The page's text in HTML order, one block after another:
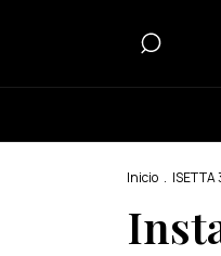
Inicio . ISETTA